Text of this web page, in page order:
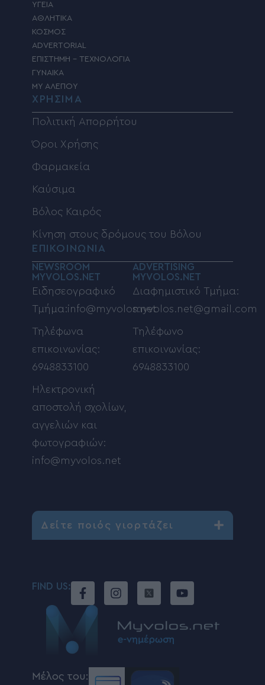
ΥΓΕΙΑ
ΑΘΛΗΤΙΚΑ
ΚΟΣΜΟΣ
ADVERTORIAL
ΕΠΙΣΤΗΜΗ – ΤΕΧΝΟΛΟΓΙΑ
ΓΥΝΑΙΚΑ
MY ΑΛΕΠΟΥ
ΧΡΗΣΙΜΑ
Πολιτική Απορρήτου
Όροι Χρήσης
Φαρμακεία
Καύσιμα
Βόλος Καιρός
Κίνηση στους δρόμους του Βόλου
ΕΠΙΚΟΙΝΩΝΙΑ
NEWSROOM
MYVOLOS.NET
Ειδησεογραφικό
Τμήμα:info@myvolos.net
Τηλέφωνα
επικοινωνίας:
6948833100
Ηλεκτρονική
αποστολή σχολίων,
αγγελιών και
φωτογραφιών:
info@myvolos.net
ADVERTISING
MYVOLOS.NET
Διαφημιστικό Τμήμα:
myvolos.net@gmail.com
Τηλέφωνο
επικοινωνίας:
6948833100
Δείτε ποιός γιορτάζει
FIND US:
Μέλος του: